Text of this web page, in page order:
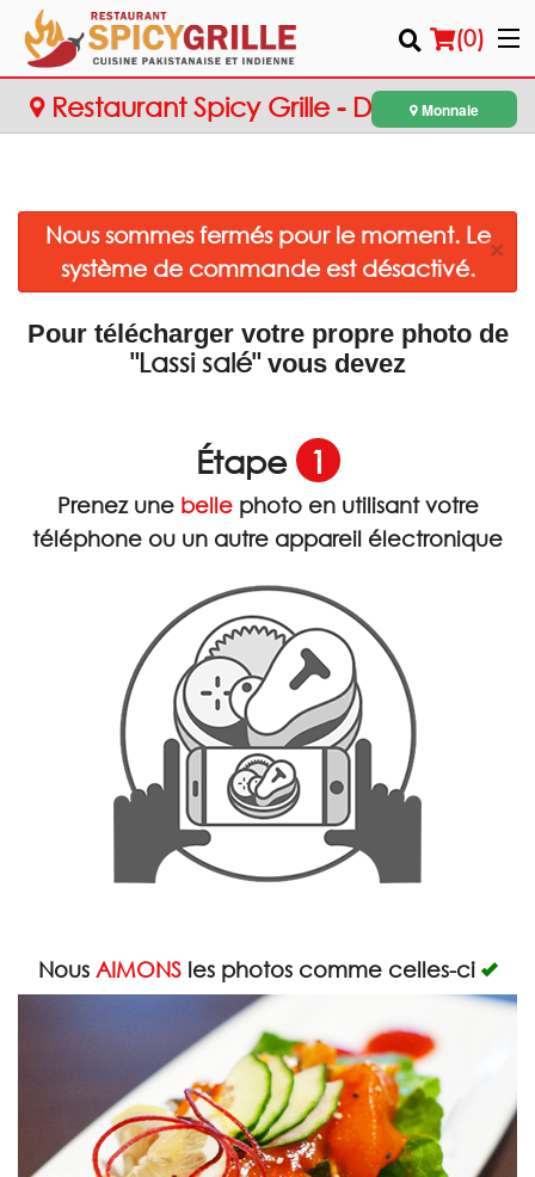
(0)
Emplacement
Français
Rechercher
Restaurant Spicy Grille - Dollard-des-
Monnaie
Nous sommes fermés pour le moment. Le
système de commande est désactivé.
×
Pour télécharger votre propre photo de
"Lassi salé"vous devez
Étape 1
Prenez unebelle photo en utilisant votre
téléphone ou un autre appareil électronique
Nous AIMONSles photos comme celles-ci